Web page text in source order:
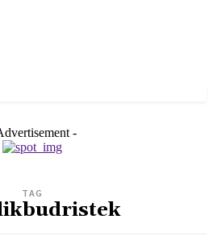
-
TAG